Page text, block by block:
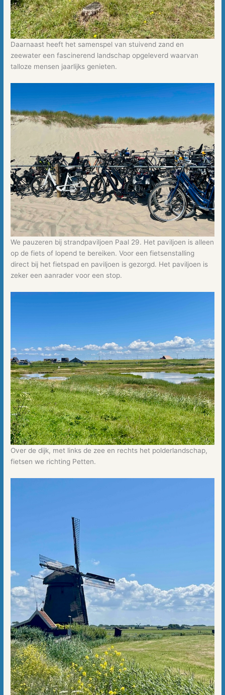
Daarnaast heeft het samenspel van stuivend zand en
zeewater een fascinerend landschap opgeleverd waarvan
talloze mensen jaarlijks genieten.
We pauzeren bij strandpaviljoen Paal 29. Het paviljoen is alleen
op de fiets of lopend te bereiken. Voor een fietsenstalling
direct bij het fietspad en paviljoen is gezorgd. Het paviljoen is
zeker een aanrader voor een stop.
Over de dijk, met links de zee en rechts het polderlandschap,
fietsen we richting Petten.